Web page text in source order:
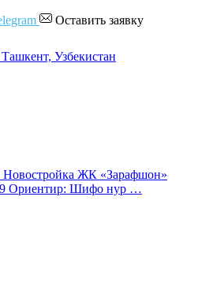
Оставить заявку
ЖК «Зарафшон»
9 Ориентир: Шифо нур …